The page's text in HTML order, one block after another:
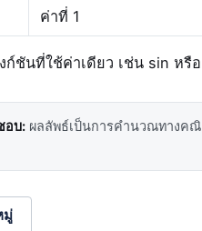
ค่าที่ 1
ก์ชันที่ใช้ค่าเดียว เช่น sin หรื
อบ: ผลลัพธ์เป็นการคำนวณทางคณิ
มู่